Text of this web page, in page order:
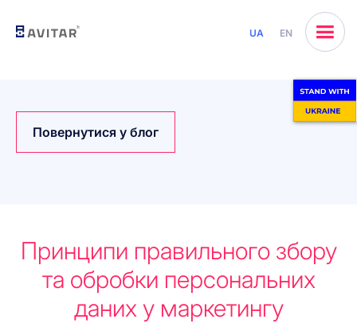
UA EN
Повернутися у блог
Принципи правильного збору
та обробки персональних
даних у маркетингу